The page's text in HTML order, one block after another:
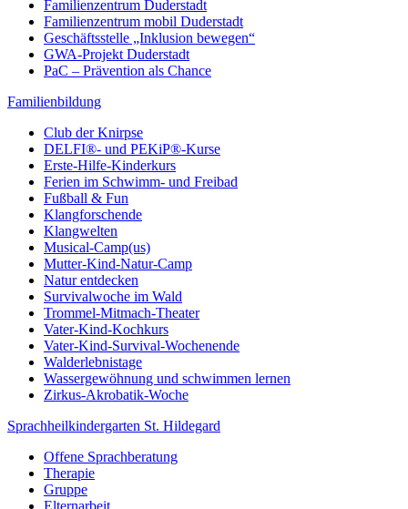
Familienzentrum Duderstadt
Familienzentrum mobil Duderstadt
Geschäftsstelle „Inklusion bewegen“
GWA-Projekt Duderstadt
PaC – Prävention als Chance
Familienbildung
Club der Knirpse
DELFI®- und PEKiP®-Kurse
Erste-Hilfe-Kinderkurs
Ferien im Schwimm- und Freibad
Fußball & Fun
Klangforschende
Klangwelten
Musical-Camp(us)
Mutter-Kind-Natur-Camp
Natur entdecken
Survivalwoche im Wald
Trommel-Mitmach-Theater
Vater-Kind-Kochkurs
Vater-Kind-Survival-Wochenende
Walderlebnistage
Wassergewöhnung und schwimmen lernen
Zirkus-Akrobatik-Woche
Sprachheilkindergarten St. Hildegard
Offene Sprachberatung
Therapie
Gruppe
Elternarbeit